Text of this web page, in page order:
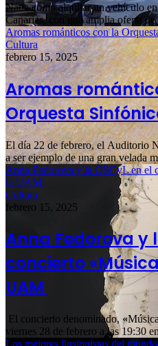
Nada como alquilar un vehículo
Canarias, con una amplia oferta
Aromas románticos con la
Cultura
febrero 15, 2025
Aromas
Orquesta
El día 22 de febrero, el Auditorio
a ser ejemplo de una gran velada
Anna Fedorova y la OSCyL en el
la UAM
Cultura
febrero 15, 2025
Anna Fedorova y
concierto
UAM
El concierto denominado,
viernes 28 de febrero a las 19:30